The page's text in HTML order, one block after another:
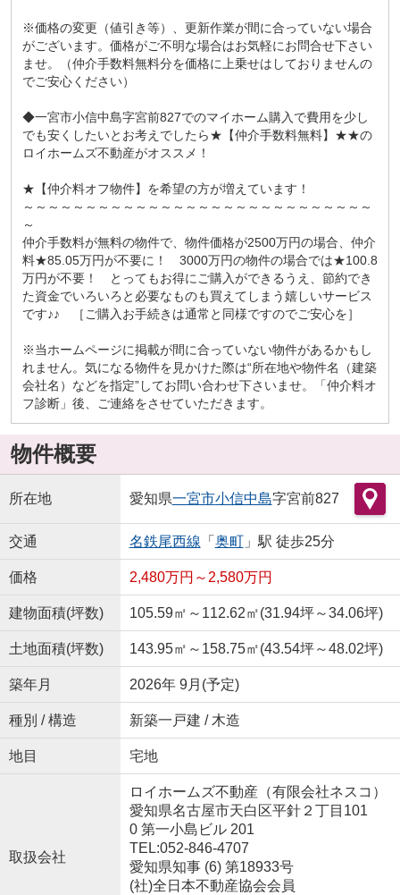
※価格の変更（値引き等）、更新作業が間に合っていない場合
がございます。価格がご不明な場合はお気軽にお問合せ下さい
ませ。（仲介手数料無料分を価格に上乗せはしておりませんの
でご安心ください）
◆一宮市小信中島字宮前827でのマイホーム購入で費用を少し
でも安くしたいとお考えでしたら★【仲介手数料無料】★★の
ロイホームズ不動産がオススメ！
★【仲介料オフ物件】を希望の方が増えています！
～～～～～～～～～～～～～～～～～～～～～～～～～～～～
～
仲介手数料が無料の物件で、物件価格が2500万円の場合、仲介
料★85.05万円が不要に！ 3000万円の物件の場合では★100.8
万円が不要！ とってもお得にご購入ができるうえ、節約でき
た資金でいろいろと必要なものも買えてしまう嬉しいサービス
です♪♪ ［ご購入お手続きは通常と同様ですのでご安心を］
※当ホームページに掲載が間に合っていない物件があるかもし
れません。気になる物件を見かけた際は“所在地や物件名（建築
会社名）などを指定”してお問い合わせ下さいませ。「仲介料オ
フ診断」後、ご連絡をさせていただきます。
物件概要
所在地 愛知県一宮市小信中島字宮前827
交通 名鉄尾西線 「 奥町」駅 徒歩25分
価格 2,480万円～2,580万円
建物面積(坪数) 105.59㎡～112.62㎡(31.94坪～34.06坪)
土地面積(坪数) 143.95㎡～158.75㎡(43.54坪～48.02坪)
築年月 2026年 9月(予定)
種別 / 構造 新築一戸建 / 木造
地目 宅地
取扱会社
ロイホームズ不動産（有限会社ネスコ）
愛知県名古屋市天白区平針２丁目101
0 第一小島ビル 201
TEL:052-846-4707
愛知県知事 (6) 第18933号
(社)全日本不動産協会会員